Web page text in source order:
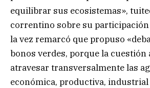
equilibrar sus ecosistemas»,
correntino sobre su
la vez remarcó que propuso
bonos verdes, porque la cuestión
atravesar transversalmente las
económica, productiva,